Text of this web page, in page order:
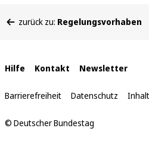
befinden
zurück zu: Regelungsvorhaben
Interne
Links
Hilfe Kontakt Newsletter
Barrierefreiheit Datenschutz
© Deutscher Bundestag